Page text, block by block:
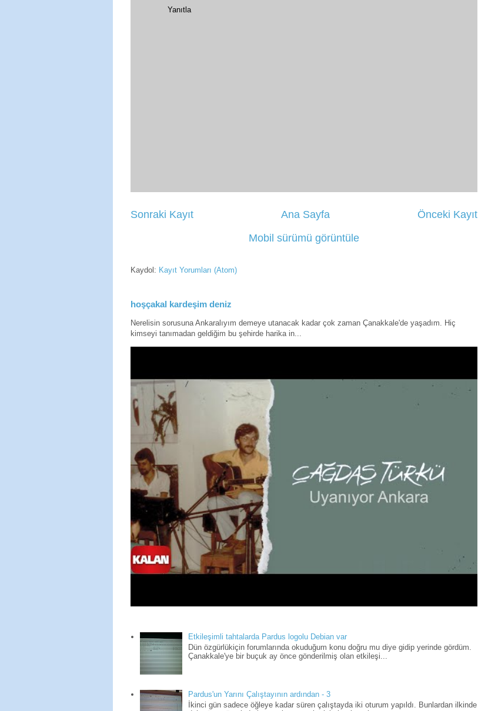
Yanıtla
Sonraki Kayıt Önceki Kayıt
Ana Sayfa
Mobil sürümü görüntüle
Kaydol: Kayıt Yorumları (Atom)
hoşçakal kardeşim deniz
Nerelisin sorusuna Ankaralıyım demeye utanacak kadar çok zaman Çanakkale'de yaşadım. Hiç
kimseyi tanımadan geldiğim bu şehirde harika in...
Etkileşimli tahtalarda Pardus logolu Debian var
Dün özgürlükiçin forumlarında okuduğum konu doğru mu diye gidip yerinde gördüm.
Çanakkale'ye bir buçuk ay önce gönderilmiş olan etkileşi...
Pardus'un Yarını Çalıştayının ardından - 3
İkinci gün sadece öğleye kadar süren çalıştayda iki oturum yapıldı. Bunlardan ilkinde